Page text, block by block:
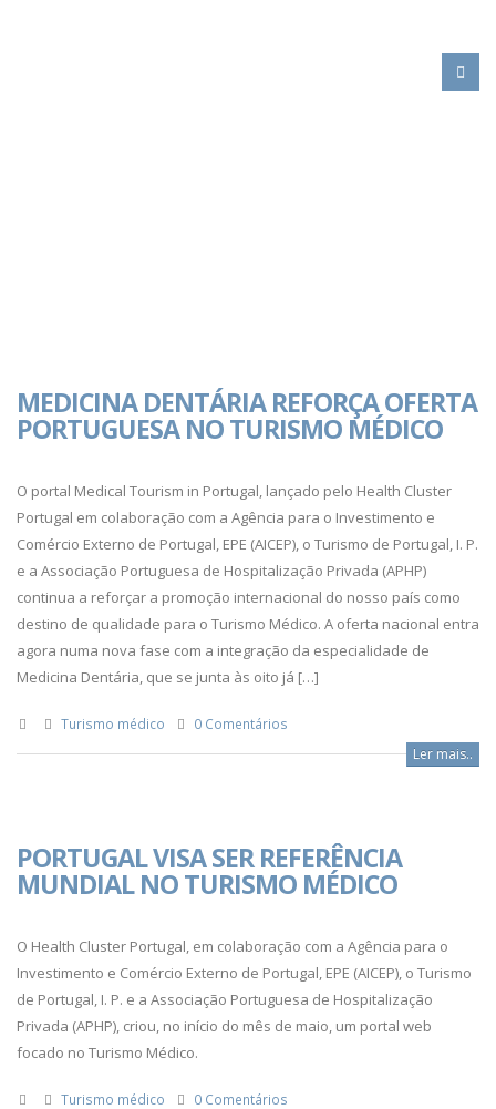
MEDICINA DENTÁRIA REFORÇA OFERTA
PORTUGUESA NO TURISMO MÉDICO
O portal Medical Tourism in Portugal, lançado pelo Health Cluster
Portugal em colaboração com a Agência para o Investimento e
Comércio Externo de Portugal, EPE (AICEP), o Turismo de Portugal, I. P.
e a Associação Portuguesa de Hospitalização Privada (APHP)
continua a reforçar a promoção internacional do nosso país como
destino de qualidade para o Turismo Médico. A oferta nacional entra
agora numa nova fase com a integração da especialidade de
Medicina Dentária, que se junta às oito já […]
Turismo médico 0 Comentários
Ler mais..
PORTUGAL VISA SER REFERÊNCIA
MUNDIAL NO TURISMO MÉDICO
O Health Cluster Portugal, em colaboração com a Agência para o
Investimento e Comércio Externo de Portugal, EPE (AICEP), o Turismo
de Portugal, I. P. e a Associação Portuguesa de Hospitalização
Privada (APHP), criou, no início do mês de maio, um portal web
focado no Turismo Médico.
Turismo médico 0 Comentários